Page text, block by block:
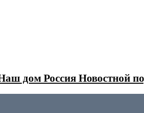
дом Россия Новостной